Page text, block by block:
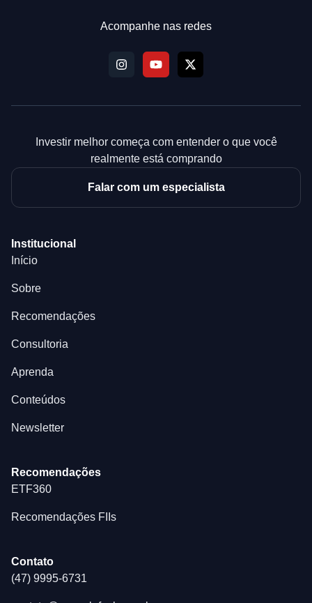
Acompanhe nas redes
Investir melhor começa com entender o que você
realmente está comprando
Falar com um especialista
Institucional
Início
Sobre
Recomendações
Consultoria
Aprenda
Conteúdos
Newsletter
Recomendações
ETF360
Recomendações FIIs
Contato
(47) 9995-6731